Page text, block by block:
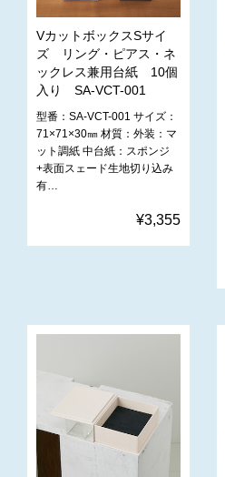
VカットボックスSサイ
ズ リング・ピアス・ネ
ックレス兼用台紙 10個
入り SA-VCT-001
型番：SA-VCT-001 サイズ：‎
71×71×30㎜ 材質：外装：マ
ット調紙 中台紙：スポンジ
+表面スェード生地切り込み
有…
¥3,355